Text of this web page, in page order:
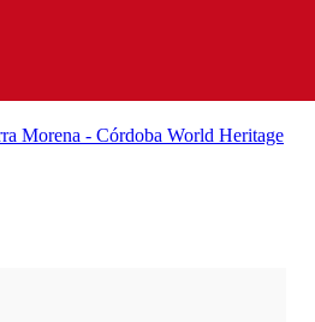
Morena - Córdoba World Heritage